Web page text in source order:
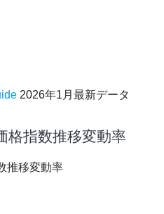
2026年1月最新データ
格指数推移変動率
推移変動率